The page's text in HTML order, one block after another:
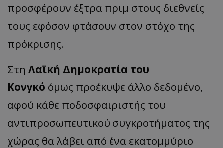
προσφέρουν έξτρα πριμ στους διεθνείς
τους εφόσον φτάσουν στον στόχο της
πρόκρισης.
Στη Λαϊκή Δημοκρατία του
Κονγκό όμως προέκυψε άλλο δεδομένο,
αφού κάθε ποδοσφαιριστής του
αντιπροσωπευτικού συγκροτήματος της
χώρας θα λάβει από ένα εκατομμύριο